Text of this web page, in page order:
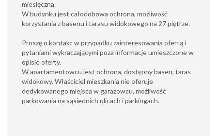
miesięczna.
W budynku jest całodobowa ochrona, możliwość
korzystania z basenu i tarasu widokowego na 27 piętrze.
Proszę o kontakt w przypadku zainteresowania ofertą i
pytaniami wykraczającymi poza informacje umieszczone w
opisie oferty.
W apartamentowcu jest ochrona, dostępny basen, taras
widokowy. Właściciel mieszkania nie oferuje
dedykowanego miejsca w garażowcu, możliwość
parkowania na sąsiednich ulicach i parkingach.